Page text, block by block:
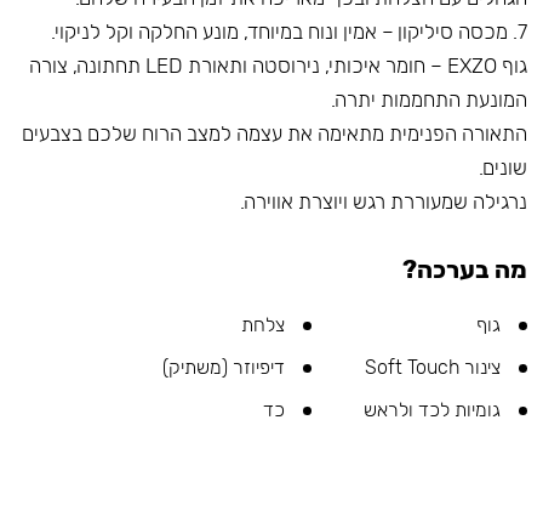
7. מכסה סיליקון – אמין ונוח במיוחד, מונע החלקה וקל לניקוי.
גוף EXZO – חומר איכותי, נירוסטה ותאורת LED תחתונה, צורה
המונעת התחממות יתרה.
התאורה הפנימית מתאימה את עצמה למצב הרוח שלכם בצבעים
שונים.
נרגילה שמעוררת רגש ויוצרת אווירה.
מה בערכה?
גוף
צלחת
צינור Soft Touch
דיפיוזר (משתיק)
גומיות לכד ולראש
כד